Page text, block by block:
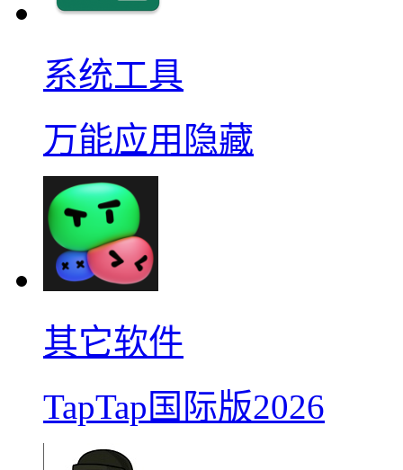
系统工具
万能应用隐藏
其它软件
TapTap国际版2026